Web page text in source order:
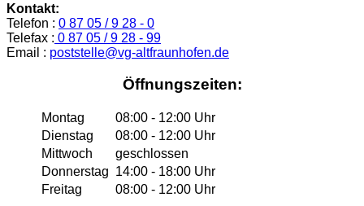
Kontakt:
Telefon : 0 87 05 / 9 28 - 0
Telefax : 0 87 05 / 9 28 - 99
Email : poststelle@vg-altfraunhofen.de
Öffnungszeiten:
Montag
08:00 - 12:00 Uhr
Dienstag
08:00 - 12:00 Uhr
Mittwoch
geschlossen
Donnerstag 14:00 - 18:00 Uhr
Freitag
08:00 - 12:00 Uhr